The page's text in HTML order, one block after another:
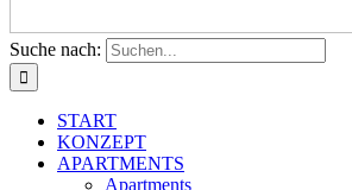
Suche nach:
START
KONZEPT
APARTMENTS
Apartments